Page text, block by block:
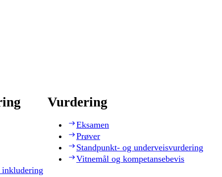
Vurdering
Eksamen
Prøver
Standpunkt- og underveisvurdering
Vitnemål og kompetansebevis